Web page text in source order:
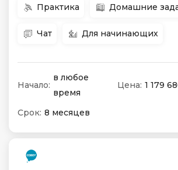
Практика Домашние
Чат Для начинающих
Начало:
в любое
время
Цена: 1 179
Срок: 8 месяцев